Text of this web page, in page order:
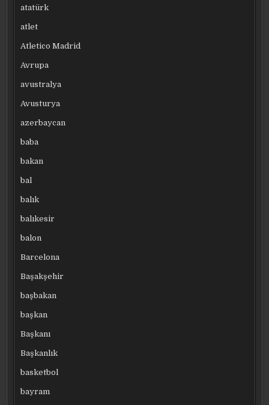
atatürk
atlet
Atletico Madrid
Avrupa
avustralya
Avusturya
azerbaycan
baba
bakan
bal
balık
balıkesir
balon
Barcelona
Başakşehir
başbakan
başkan
Başkanı
Başkanlık
basketbol
bayram